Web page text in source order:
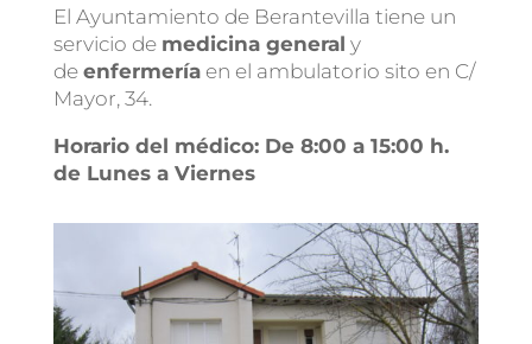
El Ayuntamiento de Berantevilla tiene un
servicio de medicina general y
de enfermería en el ambulatorio sito en C/
Mayor, 34.
Horario del médico: De 8:00 a 15:00 h.
de Lunes a Viernes